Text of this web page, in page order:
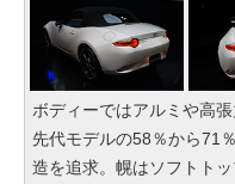
ボディーではアルミや高
先代モデルの58％から71
造を追求。幌はソフトト